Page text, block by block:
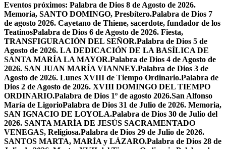
Eventos próximos: Palabra de Dios 8 de Agosto de 2026.
Memoria, SANTO DOMINGO, Presbítero.Palabra de Dios 7
de agosto 2026. Cayetano de Thiene, sacerdote, fundador de los
TeatinosPalabra de Dios 6 de Agosto de 2026. Fiesta,
TRANSFIGURACIÓN DEL SEÑOR.Palabra de Dios 5 de
Agosto de 2026. LA DEDICACIÓN DE LA BASÍLICA DE
SANTA MARÍA LA MAYOR.Palabra de Dios 4 de Agosto de
2026. SAN JUAN MARÍA VIANNEY.Palabra de Dios 3 de
Agosto de 2026. Lunes XVIII de Tiempo Ordinario.Palabra de
Dios 2 de Agosto de 2026. XVIII DOMINGO DEL TIEMPO
ORDINARIO.Palabra de Dios 1º de agosto 2026.San Alfonso
María de LigorioPalabra de Dios 31 de Julio de 2026. Memoria,
SAN IGNACIO DE LOYOLA.Palabra de Dios 30 de Julio del
2026. SANTA MARÍA DE JESÚS SACRAMENTADO
VENEGAS, Religiosa.Palabra de Dios 29 de Julio de 2026.
SANTOS MARTA, MARÍA y LÁZARO.Palabra de Dios 28 de